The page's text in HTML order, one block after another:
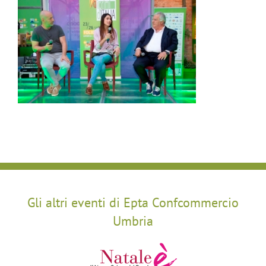
Gli altri eventi di Epta Confcommercio
Umbria